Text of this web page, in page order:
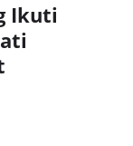
Ikuti